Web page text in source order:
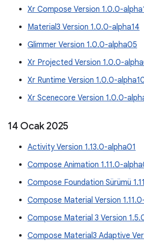
Xr Compose Version 1.0.0-
Material3 Version 1.0.0-alpha14
Glimmer Version 1.0.0-alpha05
Xr Projected Version 1.0.0-
Xr Runtime Version 1.0.0-
Xr Scenecore Version 1.0.0-
14 Ocak 2025
Activity Version 1.13.0-alpha01
Compose Animation 1.11.0-
Compose Foundation Sürümü
Compose Material Version
Compose Material 3 Version
Compose Material3 Adaptive